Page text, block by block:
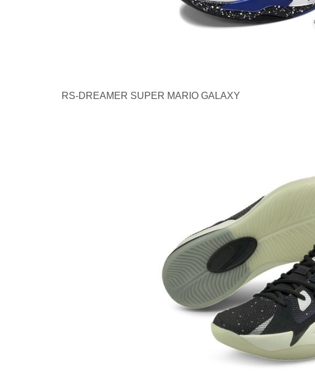
RS-DREAMER SUPER MARIO GALAXY